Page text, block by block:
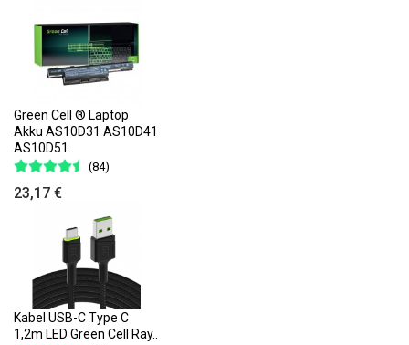
Green Cell ® Laptop
Akku AS10D31 AS10D41
AS10D51..
(84)
23,17 €
Kabel USB-C Type C
1,2m LED Green Cell Ray..